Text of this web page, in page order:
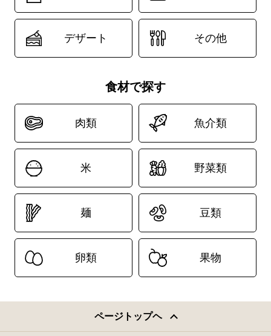
デザート その他
食材で探す
肉類 魚介類
米 野菜類
麺 豆類
卵類 果物
ページトップヘ